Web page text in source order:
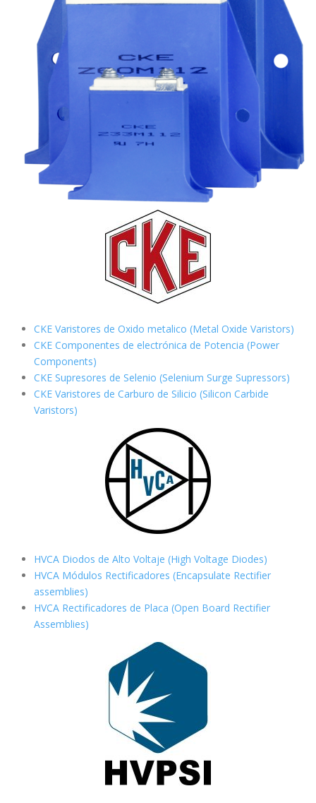
CKE Varistores de Oxido metalico (Metal Oxide Varistors)
CKE Componentes de electrónica de Potencia (Power
Components)
CKE Supresores de Selenio (Selenium Surge Supressors)
CKE Varistores de Carburo de Silicio (Silicon Carbide
Varistors)
HVCA Diodos de Alto Voltaje (High Voltage Diodes)
HVCA Módulos Rectificadores (Encapsulate Rectifier
assemblies)
HVCA Rectificadores de Placa (Open Board Rectifier
Assemblies)